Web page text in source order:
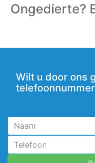
Ongedierte?
Wilt u door ons